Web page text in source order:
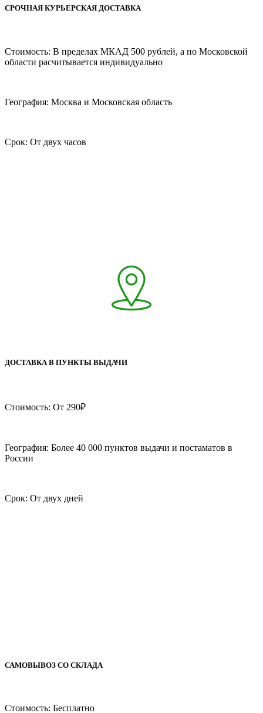
СРОЧНАЯ КУРЬЕРСКАЯ ДОСТАВКА
Стоимость: В пределах МКАД 500 рублей, а по Московской
области расчитывается индивидуально
География: Москва и Московская область
Срок: От двух часов
ДОСТАВКА В ПУНКТЫ ВЫДАЧИ
Стоимость: От 290₽
География: Более 40 000 пунктов выдачи и постаматов в
России
Срок: От двух дней
САМОВЫВОЗ СО СКЛАДА
Стоимость: Бесплатно